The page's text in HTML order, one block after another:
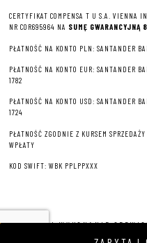
CERTYFIKAT COMPENSA T U S.A. VIENNA
NR COR695964 NA SUMĘ GWARANCYJNĄ
PŁATNOŚĆ NA KONTO PLN: SANTANDER
PŁATNOŚĆ NA KONTO EUR: SANTANDER
1782
PŁATNOŚĆ NA KONTO USD: SANTANDER
1724
PŁATNOŚĆ ZGODNIE Z KURSEM
WPŁATY
KOD SWIFT: WBK PPLPPXXX
PROJEKT I WYKONANIE